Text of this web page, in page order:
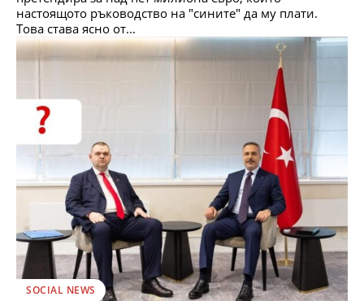
настоящото ръководство на "сините" да му плати.
Това става ясно от...
SOCIAL NEWS